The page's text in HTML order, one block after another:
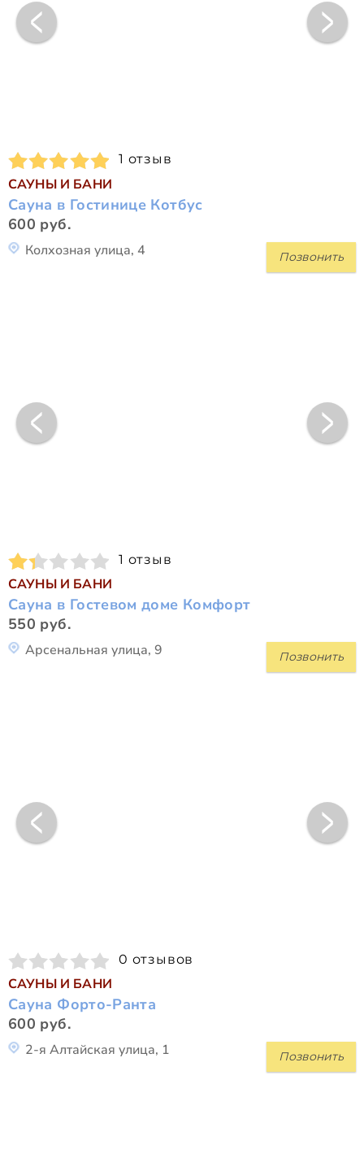
1 отзыв
САУНЫ И БАНИ
Сауна в Гостинице Котбус
600 руб.
Позвонить
Колхозная улица, 4
1 отзыв
САУНЫ И БАНИ
Сауна в Гостевом доме Комфорт
550 руб.
Позвонить
Арсенальная улица, 9
0 отзывов
САУНЫ И БАНИ
Сауна Форто-Ранта
600 руб.
Позвонить
2-я Алтайская улица, 1